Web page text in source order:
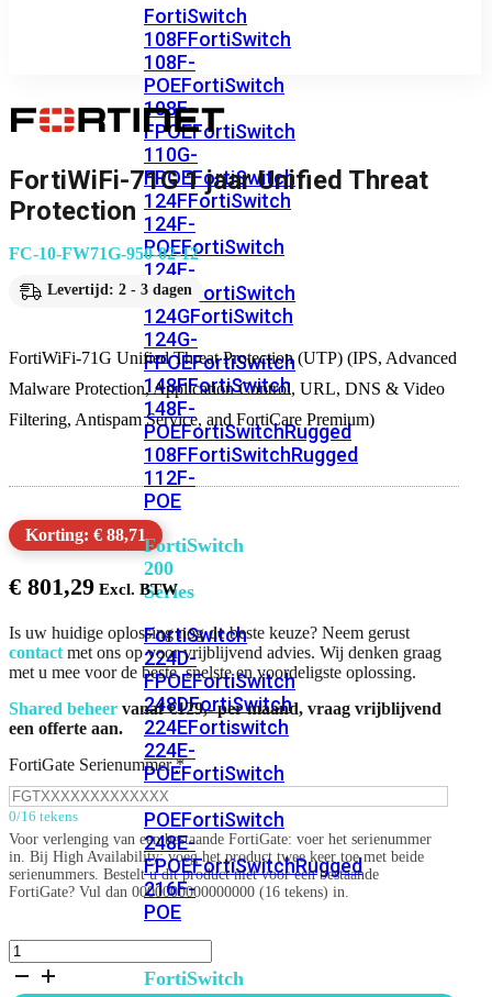
FortiSwitch
108FFortiSwitch
108F-
POEFortiSwitch
108F-
FPOEFortiSwitch
110G-
FPOEFortiSwitch
124FFortiSwitch
124F-
POEFortiSwitch
124F-
FPOE FortiSwitch
124GFortiSwitch
124G-
FPOEFortiSwitch
148FFortiSwitch
148F-
POEFortiSwitchRugged
108FFortiSwitchRugged
112F-
POE
FortiSwitch
200
Series
FortiSwitch
224D-
FPOEFortiSwitch
248DFortiSwitch
224EFortiswitch
224E-
POEFortiSwitch
248E-
POEFortiSwitch
248E-
FPOEFortiSwitchRugged
216F-
POE
FortiSwitch
FortiWiFi-71G 1 jaar Unified Threat
Protection
FC-10-FW71G-950-02-12
Levertijd: 2 - 3 dagen
FortiWiFi-71G Unified Threat Protection (UTP) (IPS, Advanced
Malware Protection, Application Control, URL, DNS & Video
Filtering, Antispam Service, and FortiCare Premium)
Korting: € 88,71
€ 801,29
Is uw huidige oplossing nog de beste keuze? Neem gerust
contact met ons op voor vrijblijvend advies. Wij denken graag
met u mee voor de beste, snelste en voordeligste oplossing.
Shared beheer vanaf €129,- per maand, vraag vrijblijvend
een offerte aan.
FortiGate Serienummer *
0/16 tekens
Voor verlenging van een bestaande FortiGate: voer het serienummer
in. Bij High Availability: voeg het product twee keer toe met beide
serienummers. Bestelt u dit product niet voor een bestaande
FortiGate? Vul dan 0000000000000000 (16 tekens) in.
FortiWiFi-
71G